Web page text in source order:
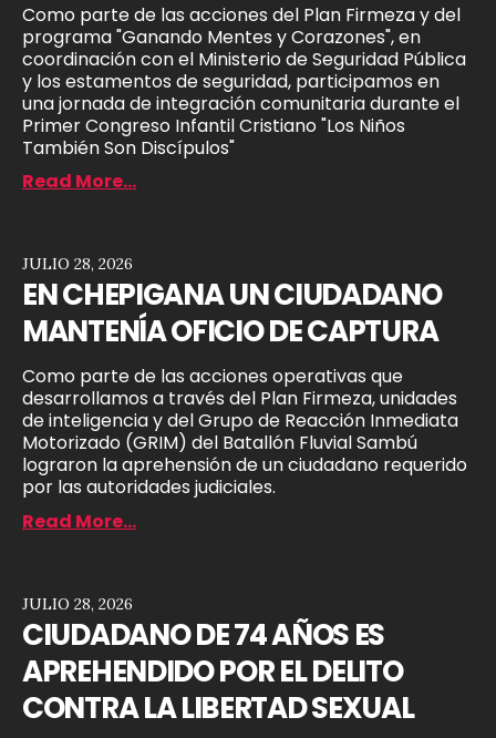
Como parte de las acciones del Plan Firmeza y del
programa "Ganando Mentes y Corazones", en
coordinación con el Ministerio de Seguridad Pública
y los estamentos de seguridad, participamos en
una jornada de integración comunitaria durante el
Primer Congreso Infantil Cristiano "Los Niños
También Son Discípulos"
Read More...
EN CHEPIGANA UN CIUDADANO
MANTENÍA OFICIO DE CAPTURA
Como parte de las acciones operativas que
desarrollamos a través del Plan Firmeza, unidades
de inteligencia y del Grupo de Reacción Inmediata
Motorizado (GRIM) del Batallón Fluvial Sambú
lograron la aprehensión de un ciudadano requerido
por las autoridades judiciales.
JULIO 28, 2026
Read More...
CIUDADANO DE 74 AÑOS ES
APREHENDIDO POR EL DELITO
CONTRA LA LIBERTAD SEXUAL
JULIO 28, 2026